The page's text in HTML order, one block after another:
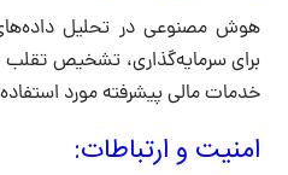
هوش مصنوعی در تحلیل
برای سرمایه‌گذاری، تشخیص
خدمات مالی پیشرفته مورد استفاده
امنیت و ارتباطات: